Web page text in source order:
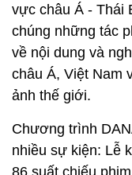
vực châu Á - Thái
chúng những tác
về nội dung và
châu Á, Việt Nam
ảnh thế giới.
Chương trình
nhiều sự kiện: Lễ
86 suất chiếu